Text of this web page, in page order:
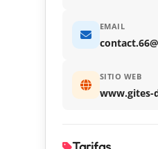
EMAIL
SITIO WEB
www.gites-